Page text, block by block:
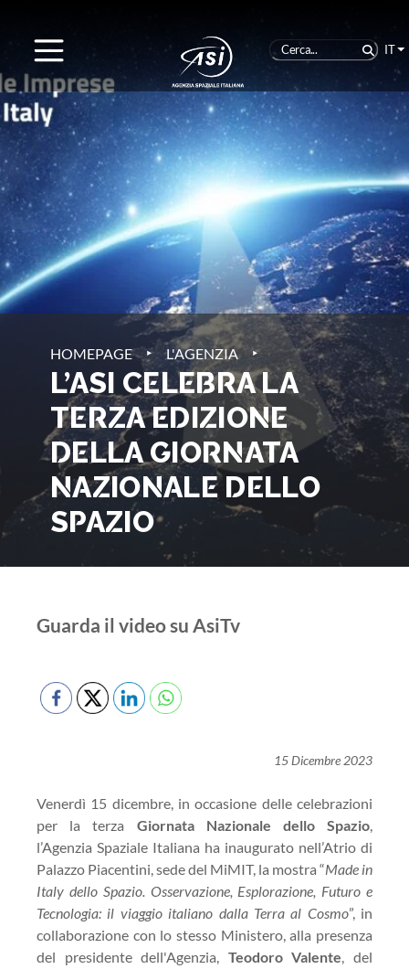
IT
HOMEPAGE ‣ L'AGENZIA ‣
L’ASI CELEBRA LA
TERZA EDIZIONE
DELLA GIORNATA
NAZIONALE DELLO
SPAZIO
Guarda il video su AsiTv
15 Dicembre 2023
Venerdì 15 dicembre, in occasione delle celebrazioni
per la terza Giornata Nazionale dello Spazio,
l’Agenzia Spaziale Italiana ha inaugurato nell’Atrio di
Palazzo Piacentini, sede del MiMIT, la mostra “Made in
Italy dello Spazio. Osservazione, Esplorazione, Futuro e
Tecnologia: il viaggio italiano dalla Terra al Cosmo”, in
collaborazione con lo stesso Ministero, alla presenza
del presidente dell'Agenzia, Teodoro Valente, del